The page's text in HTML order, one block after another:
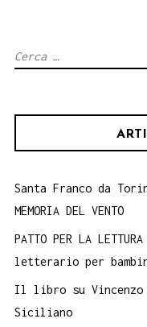
Ricerca
Santa Franco da Torino
MEMORIA DEL VENTO
PATTO PER LA
letterario per
Il libro su Vincenzo
Siciliano